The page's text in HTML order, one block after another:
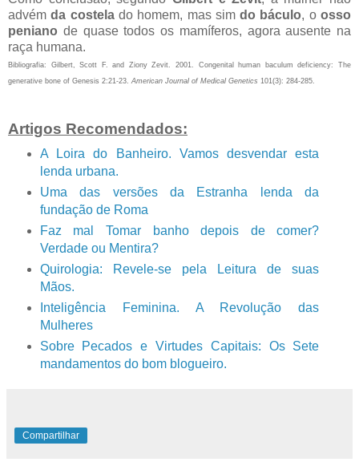
advémda costelado homem, mas simdo báculo, oosso
peniano de quase todos os mamíferos, agora ausente na
raça humana.
Bibliografia: Gilbert, Scott F. and Ziony Zevit. 2001. Congenital human baculum deficiency: The
generative bone of Genesis 2:21-23.American Journal of Medical Genetics 101(3): 284-285.
Artigos Recomendados:
A Loira do Banheiro. Vamos desvendar esta
lenda urbana.
Uma das versões da Estranha lenda da
fundação de Roma
Faz mal Tomar banho depois de comer?
Verdade ou Mentira?
Quirologia: Revele-se pela Leitura de suas
Mãos.
Inteligência Feminina. A Revolução das
Mulheres
Sobre Pecados e Virtudes Capitais: Os Sete
mandamentos do bom blogueiro.
Compartilhar